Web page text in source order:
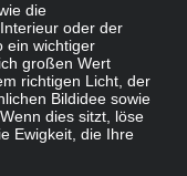
die
oder der
ein wichtiger
großen Wert
richtigen Licht, der
Bildidee sowie
dies sitzt, löse
Ewigkeit, die Ihre